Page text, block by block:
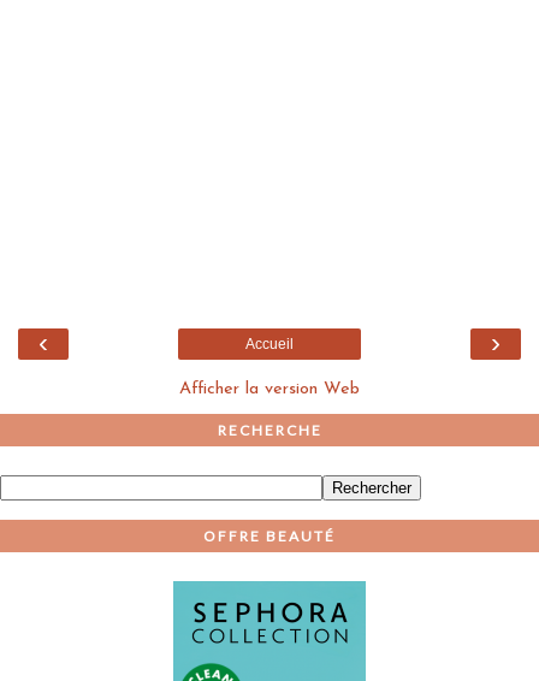
‹ ›
Accueil
Afficher la version Web
RECHERCHE
OFFRE BEAUTÉ